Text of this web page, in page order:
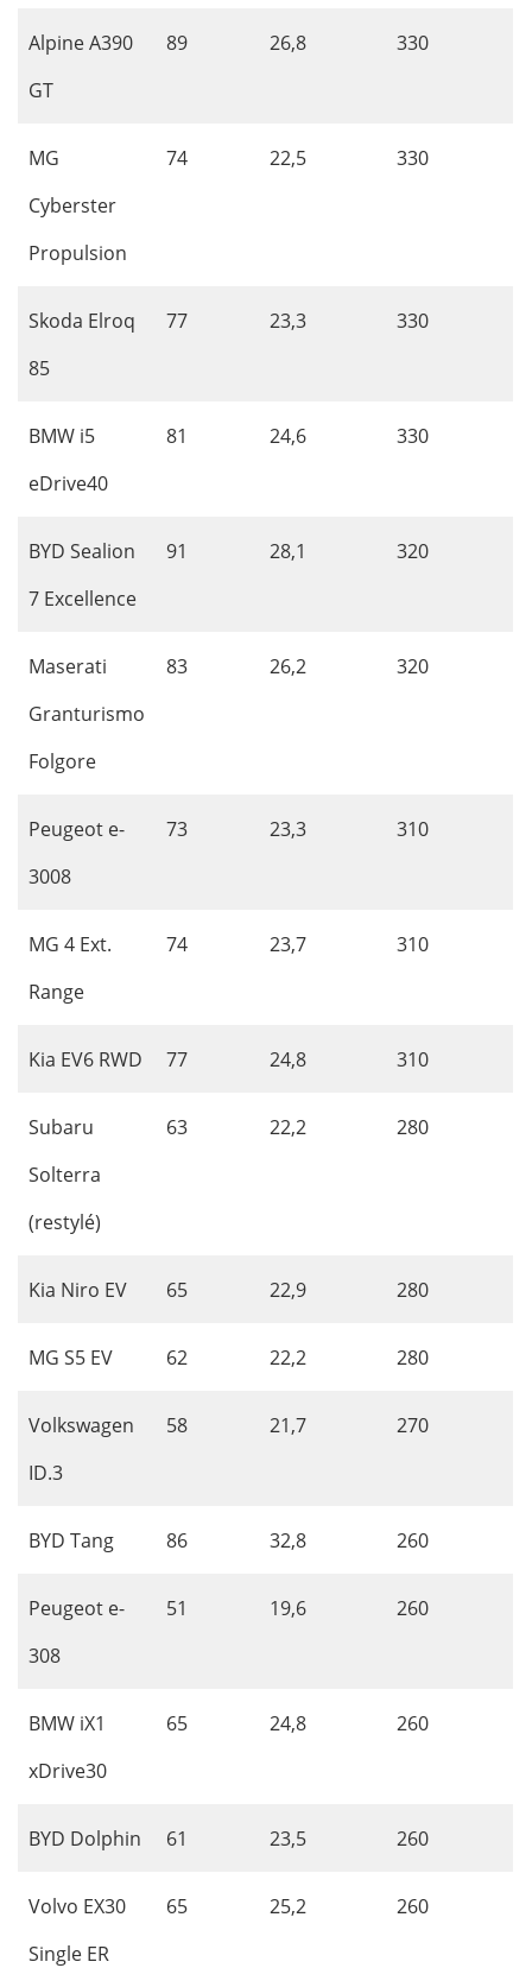
Alpine A390
GT
89 26,8 330
MG
Cyberster
Propulsion
74 22,5 330
Skoda Elroq
85
77 23,3 330
BMW i5
eDrive40
81 24,6 330
BYD Sealion
7 Excellence
91 28,1 320
Maserati
Granturismo
Folgore
83 26,2 320
Peugeot e-
3008
73 23,3 310
MG 4 Ext.
Range
74 23,7 310
Kia EV6 RWD 77 24,8 310
Subaru
Solterra
(restylé)
63 22,2 280
Kia Niro EV 65 22,9 280
MG S5 EV 62 22,2 280
Volkswagen
ID.3
58 21,7 270
BYD Tang 86 32,8 260
Peugeot e-
308
51 19,6 260
BMW iX1
xDrive30
65 24,8 260
BYD Dolphin 61 23,5 260
Volvo EX30
Single ER
65 25,2 260